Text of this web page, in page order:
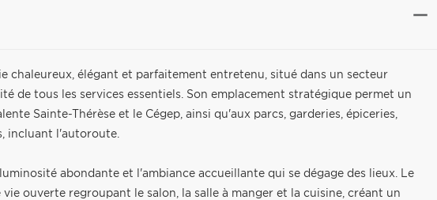
chaleureux, élégant et parfaitement entretenu, situé dans un secteur
de tous les services essentiels. Son emplacement stratégique permet un
Sainte-Thérèse et le Cégep, ainsi qu'aux parcs, garderies, épiceries,
incluant l'autoroute.
abondante et l'ambiance accueillante qui se dégage des lieux. Le
ouverte regroupant le salon, la salle à manger et la cuisine, créant un